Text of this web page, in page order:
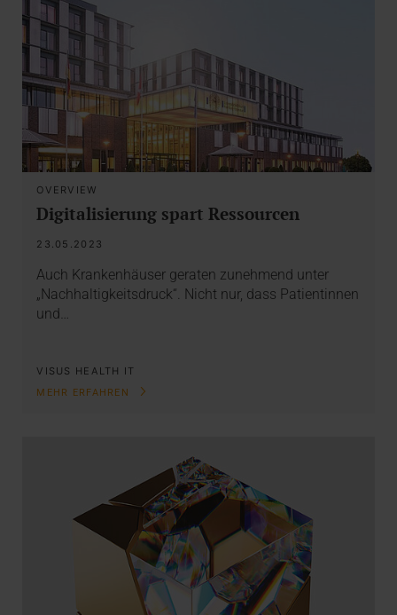
OVERVIEW
Digitalisierung spart Ressourcen
23.05.2023
Auch Krankenhäuser geraten zunehmend unter
„Nachhaltigkeitsdruck“. Nicht nur, dass Patientinnen
und…
VISUS HEALTH IT
MEHR ERFAHREN